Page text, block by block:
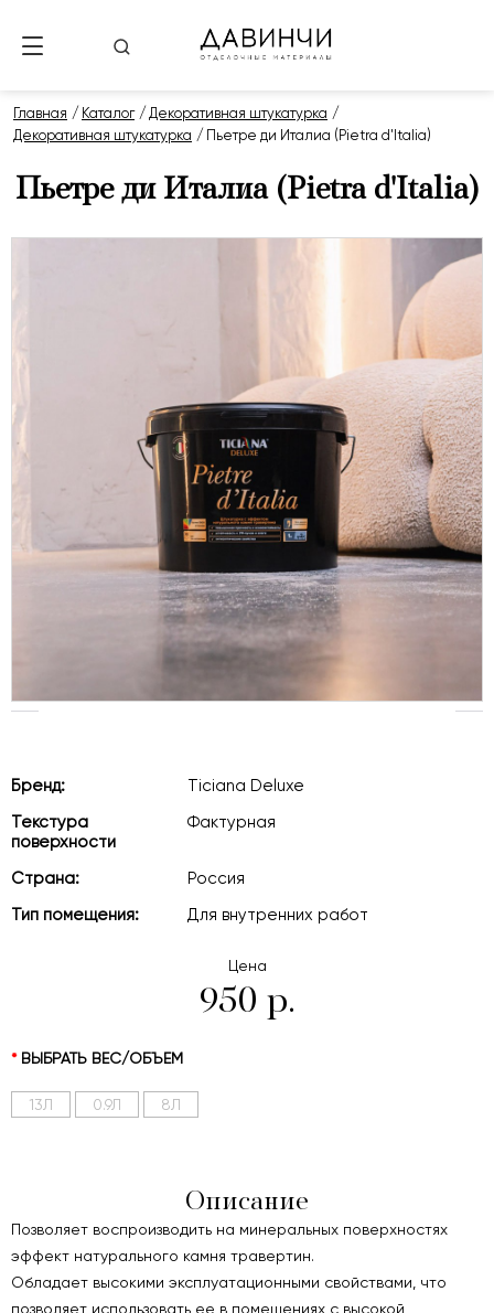
Главная Каталог
Декоративная штукатурка
Декоративная штукатурка
Пьетре ди Италиа (Pietra d'Italia)
Пьетре ди Италиа (Pietra d'Italia)
Бренд:
Ticiana Deluxe
Текстура
поверхности
Фактурная
Страна:
Россия
Тип помещения:
Для внутренних работ
Цена
950 р.
ВЫБРАТЬ ВЕС/ОБЪЕМ
13Л 0.9Л 8Л
Описание
Позволяет воспроизводить на минеральных поверхностях
эффект натурального камня травертин.
Обладает высокими эксплуатационными свойствами, что
позволяет использовать ее в помещениях с высокой